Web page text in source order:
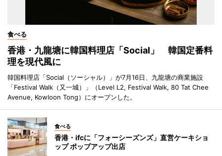
食べる
香港・九龍塘に韓国料理店「Social」 韓国定番料
理を現代風に
韓国料理店「Social（ソーシャル）」が7月16日、九龍塘の商業施設
「Festival Walk（又一城）」（Level L2, Festival Walk, 80 Tat Chee
Avenue, Kowloon Tong）にオープンした。
食べる
香港・ifcに「フォーシーズンズ」直営ケーキショ
ップ ポップアップ出店